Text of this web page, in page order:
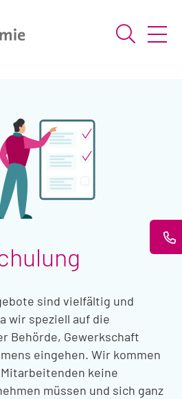
Suche
sind vielfältig und
wir speziell auf die
Behörde, Gewerkschaft
eingehen. Wir kommen
keine
müssen und sich ganz